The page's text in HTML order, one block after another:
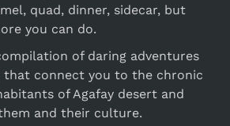
quad, dinner, sidecar, but
you can do.
of daring adventures
that connect you to the chronic
of Agafay desert and
and their culture.